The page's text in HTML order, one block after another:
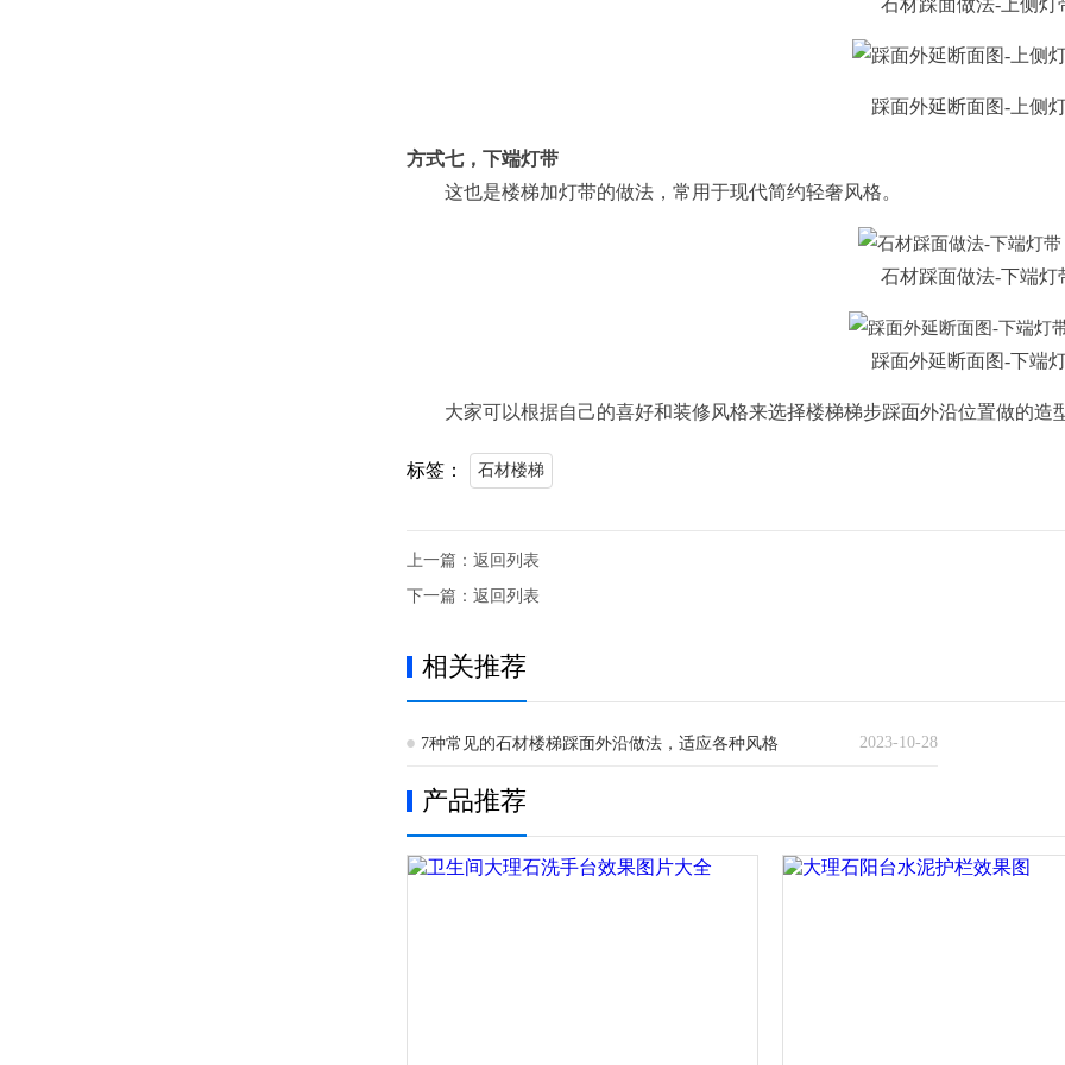
石材踩面做法-上侧灯
踩面外延断面图-上侧
方式七，下端灯带
这也是楼梯加灯带的做法，常用于现代简约轻奢风格。
石材踩面做法-下端灯
踩面外延断面图-下端
大家可以根据自己的喜好和装修风格来选择楼梯梯步踩面外沿位置做的造型
标签： 石材楼梯
上一篇： 返回列表
下一篇： 返回列表
相关推荐
2023-10-28
7种常见的石材楼梯踩面外沿做法，适应各种风格
产品推荐